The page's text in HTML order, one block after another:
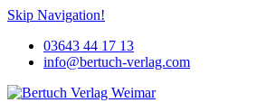
Skip Navigation!
03643 44 17 13
info@bertuch-verlag.com